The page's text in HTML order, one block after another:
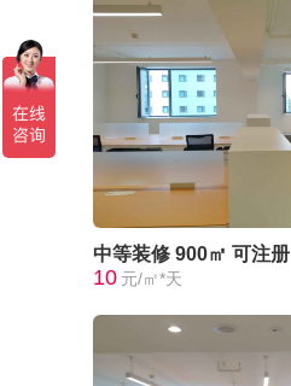
中等装修 900㎡ 可注册
10 元/㎡*天